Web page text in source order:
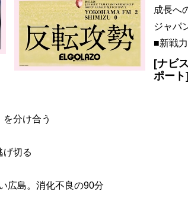
成長へ
ジャパ
■新戦
[ナビ
ポート]
分け合う
げ切る
広島。消化不良の90分